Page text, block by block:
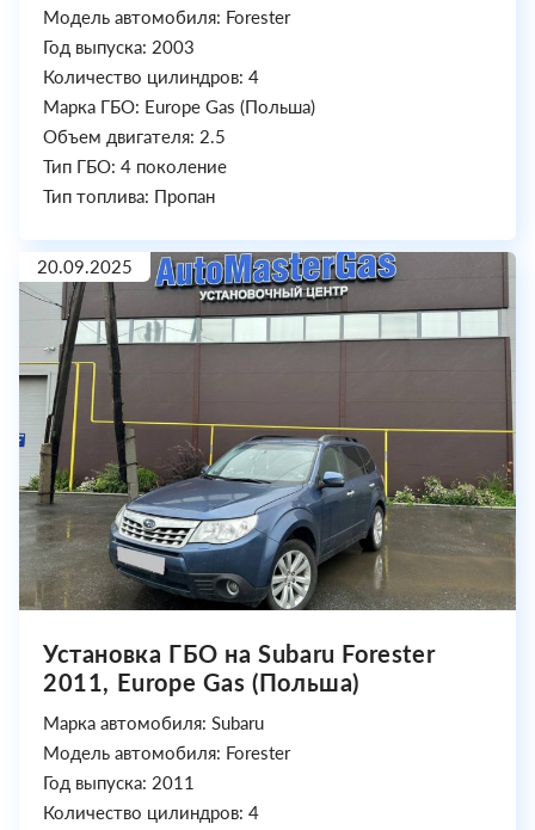
Модель автомобиля: Forester
Год выпуска: 2003
Количество цилиндров: 4
Марка ГБО: Europe Gas (Польша)
Объем двигателя: 2.5
Тип ГБО: 4 поколение
Тип топлива: Пропан
20.09.2025
Установка ГБО на Subaru Forester
2011, Europe Gas (Польша)
Марка автомобиля: Subaru
Модель автомобиля: Forester
Год выпуска: 2011
Количество цилиндров: 4